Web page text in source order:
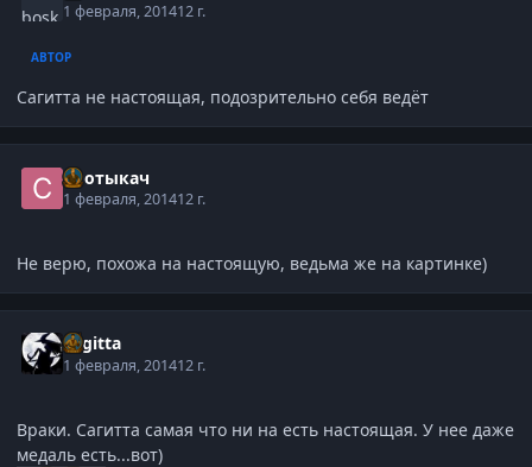
1 февраля, 201412 г.
АВТОР
Сагитта не настоящая, подозрительно себя ведёт
Спотыкач
1 февраля, 201412 г.
Не верю, похожа на настоящую, ведьма же на картинке)
Sagitta
1 февраля, 201412 г.
Враки. Сагитта самая что ни на есть настоящая. У нее даже
медаль есть...вот)